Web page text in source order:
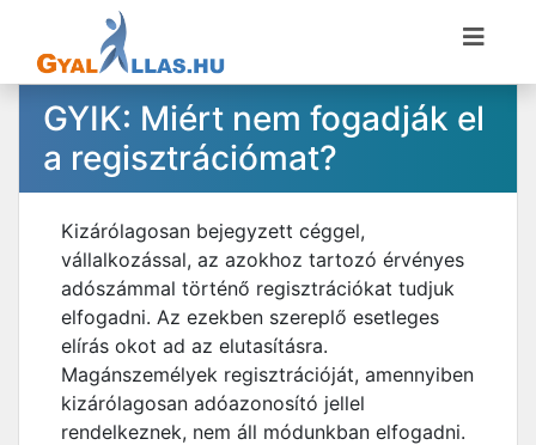
GYIK: Miért nem fogadják el
a regisztrációmat?
Kizárólagosan bejegyzett céggel,
vállalkozással, az azokhoz tartozó érvényes
adószámmal történő regisztrációkat tudjuk
elfogadni. Az ezekben szereplő esetleges
elírás okot ad az elutasításra.
Magánszemélyek regisztrációját, amennyiben
kizárólagosan adóazonosító jellel
rendelkeznek, nem áll módunkban elfogadni.